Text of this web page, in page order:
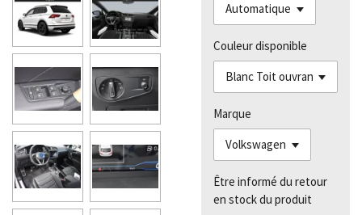
Couleur disponible
Marque
Être informé du retour
en stock du produit